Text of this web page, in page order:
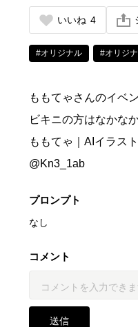
いいね 4
#オリジナル #オリジ
ももてゃさんのイベ
ビキニの方はなかな
ももてゃ｜AIイラスト
@Kn3_1ab
プロンプト
なし
コメント
送信